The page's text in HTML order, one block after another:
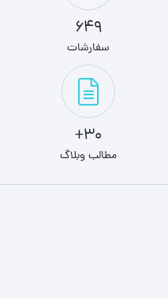
649
سفارشات
30+
مطالب وبلاگ